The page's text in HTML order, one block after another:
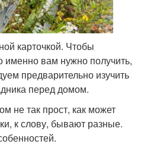
карточкой. Чтобы
именно вам нужно получить,
предварительно изучить
перед домом.
не так прост, как может
к слову, бывают разные.